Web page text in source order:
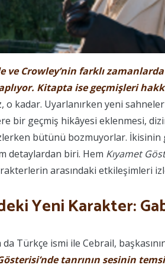
ve Crowley’nin farklı
Kitapta ise geçmişleri
o kadar. Uyarlanırken yeni
bir geçmiş hikâyesi eklenmesi,
bütünü bozmuyorlar.
detaylardan biri. Hem Kıyamet
arasındaki etkileşimleri
Yeni Karakter:
da Türkçe ismi ile Cebrail,
tanrının sesinin